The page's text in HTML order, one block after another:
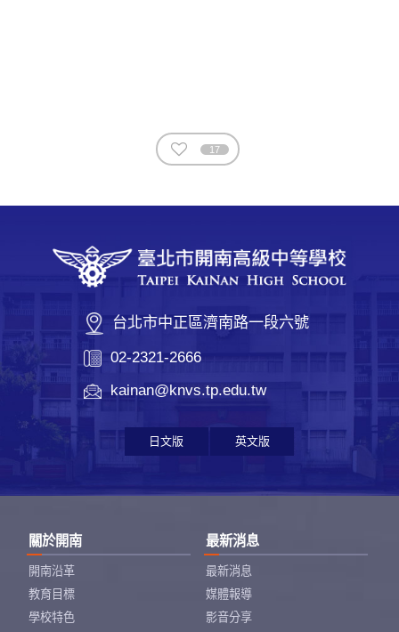
17
台北市中正區濟南路一段六號
02-2321-2666
kainan@knvs.tp.edu.tw
日文版 英文版
關於開南
開南沿革
教育目標
學校特色
最新消息
最新消息
媒體報導
影音分享